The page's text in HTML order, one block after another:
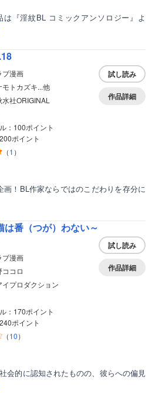
は『淫紋BL コミックアンソロジー』よ
ブ漫画
トカズキ...他
社ORIGINAL
：100ポイント
ポイント
（1 ）
試し読み
作品詳細
！BL作家ならではのこだわりを存分に
番（つが）わない～
ブ漫画
コロ
プロダクション
：170ポイント
ポイント
（10）
試し読み
作品詳細
会的に認知されたものの、彼らへの偏見